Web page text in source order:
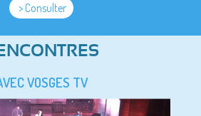
> Consulter
VOSGES TV